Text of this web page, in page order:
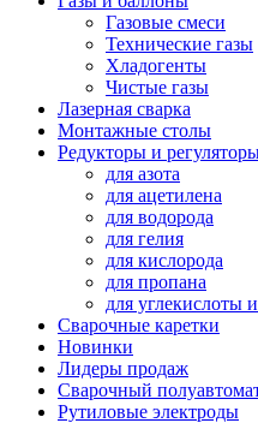
Газовые смеси
Технические газы
Хладогенты
Чистые газы
Лазерная сварка
Монтажные столы
Редукторы и
для азота
для ацетилена
для водорода
для гелия
для кислорода
для пропана
для углекислоты
Сварочные каретки
Новинки
Лидеры продаж
Сварочный
Рутиловые электроды